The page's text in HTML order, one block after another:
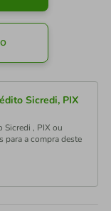
Sicredi, PIX
Sicredi , PIX ou
para a compra deste